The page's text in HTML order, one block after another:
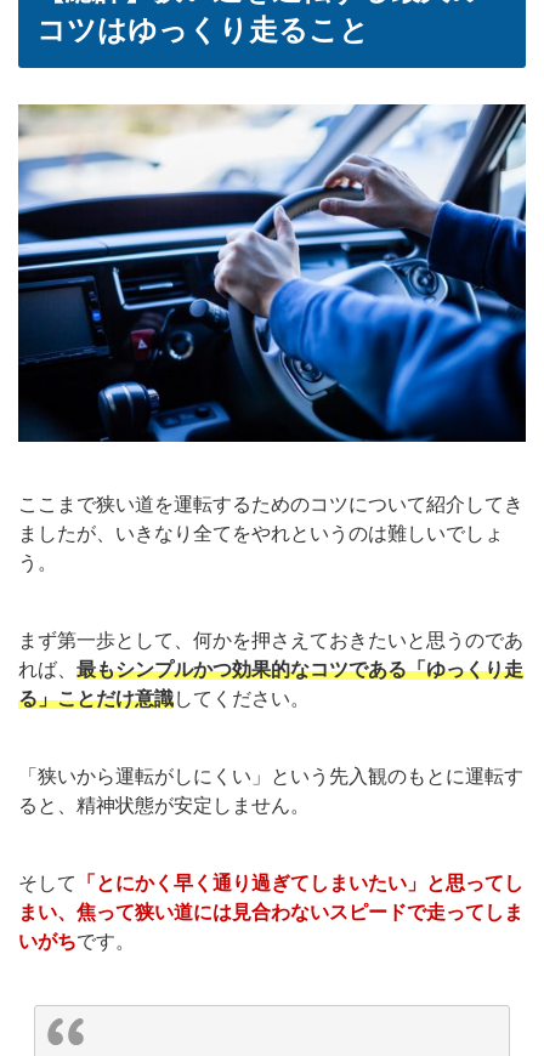
コツはゆっくり走ること
ここまで狭い道を運転するためのコツについて紹介してき
ましたが、いきなり全てをやれというのは難しいでしょ
う。
まず第一歩として、何かを押さえておきたいと思うのであ
れば、 最もシンプルかつ効果的なコツである「ゆっくり走
る」ことだけ意識してください。
「狭いから運転がしにくい」という先入観のもとに運転す
ると、精神状態が安定しません。
そして
「とにかく早く通り過ぎてしまいたい」と思ってし
まい、焦って狭い道には見合わないスピードで走ってしま
いがちです。